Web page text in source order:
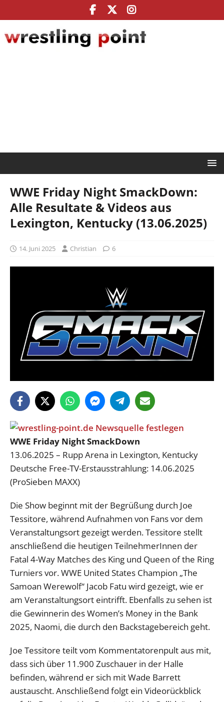
WWE Friday Night SmackDown:
Alle Resultate & Videos aus
Lexington, Kentucky (13.06.2025)
14. Juni 2025 Christian 6
WWE Friday Night SmackDown
13.06.2025 – Rupp Arena in Lexington, Kentucky
Deutsche Free-TV-Erstausstrahlung: 14.06.2025
(ProSieben MAXX)
Die Show beginnt mit der Begrüßung durch Joe
Tessitore, während Aufnahmen von Fans vor dem
Veranstaltungsort gezeigt werden. Tessitore stellt
anschließend die heutigen TeilnehmerInnen der
Fatal 4-Way Matches des King und Queen of the Ring
Turniers vor. WWE United States Champion „The
Samoan Werewolf“ Jacob Fatu wird gezeigt, wie er
am Veranstaltungsort eintrifft. Ebenfalls zu sehen ist
die Gewinnerin des Women’s Money in the Bank
2025, Naomi, die durch den Backstagebereich geht.
Joe Tessitore teilt vom Kommentatorenpult aus mit,
dass sich über 11.900 Zuschauer in der Halle
befinden, während er sich mit Wade Barrett
austauscht. Anschließend folgt ein Videorückblick